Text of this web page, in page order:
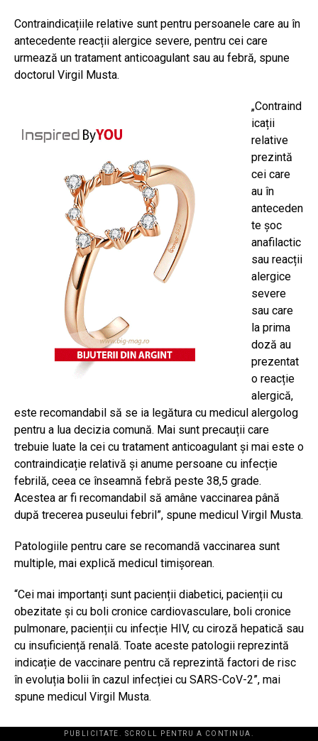
Contraindicațiile relative sunt pentru persoanele care au în
antecedente reacții alergice severe, pentru cei care
urmează un tratament anticoagulant sau au febră, spune
doctorul Virgil Musta.
„Contraind
icații
relative
prezintă
cei care
au în
anteceden
te șoc
anafilactic
sau reacții
alergice
severe
sau care
la prima
doză au
prezentat
o reacție
alergică,
este recomandabil să se ia legătura cu medicul alergolog
pentru a lua decizia comună. Mai sunt precauții care
trebuie luate la cei cu tratament anticoagulant și mai este o
contraindicație relativă și anume persoane cu infecție
febrilă, ceea ce înseamnă febră peste 38,5 grade.
Acestea ar fi recomandabil să amâne vaccinarea până
după trecerea puseului febril”, spune medicul Virgil Musta.
Patologiile pentru care se recomandă vaccinarea sunt
multiple, mai explică medicul timișorean.
“Cei mai importanți sunt pacienții diabetici, pacienții cu
obezitate și cu boli cronice cardiovasculare, boli cronice
pulmonare, pacienții cu infecție HIV, cu ciroză hepatică sau
cu insuficiență renală. Toate aceste patologii reprezintă
indicație de vaccinare pentru că reprezintă factori de risc
în evoluția bolii în cazul infecției cu SARS-CoV-2”, mai
spune medicul Virgil Musta.
PUBLICITATE. SCROLL PENTRU A CONTINUA.